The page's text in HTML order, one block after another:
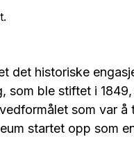
det historiske
som ble stiftet i 1849,
som var å
startet opp som